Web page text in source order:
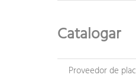
Catalogar
Proveedor de